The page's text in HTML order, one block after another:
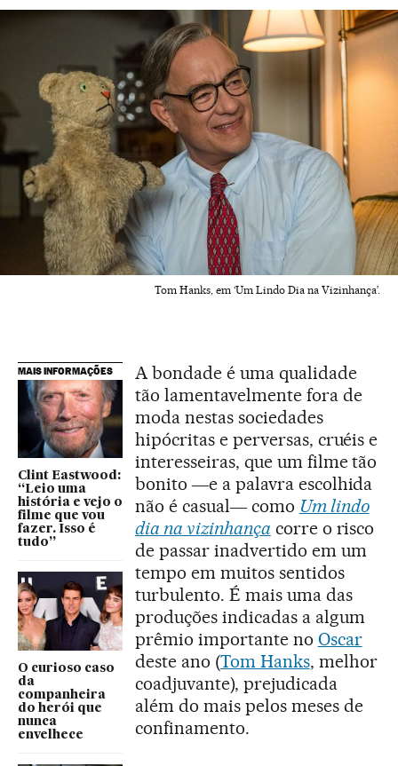
Tom Hanks, em ‘Um Lindo Dia na Vizinhança’.
MAIS INFORMAÇÕES
Clint Eastwood:
“Leio uma
história e vejo o
filme que vou
fazer. Isso é
tudo”
O curioso caso
da
companheira
do herói que
nunca
envelhece
A bondade é uma qualidade
tão lamentavelmente fora de
moda nestas sociedades
hipócritas e perversas, cruéis e
interesseiras, que um filme tão
bonito ―e a palavra escolhida
não é casual― como Um lindo
dia na vizinhança corre o risco
de passar inadvertido em um
tempo em muitos sentidos
turbulento. É mais uma das
produções indicadas a algum
prêmio importante no Oscar
deste ano (Tom Hanks, melhor
coadjuvante), prejudicada
além do mais pelos meses de
confinamento.